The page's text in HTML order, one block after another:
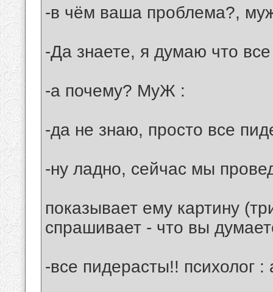
-в чём ваша проблема?,
-Да знаете, я думаю что
-а почему? МуЖ :
-да не знаю, просто все
-ну ладно, сейчас мы
показывает ему картину
спрашивает - что вы
-все пидерасты!! психолог